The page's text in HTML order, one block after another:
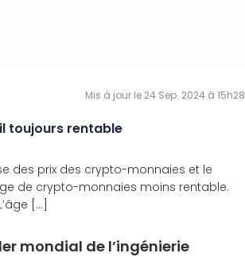
Mis à jour le 24 Sep. 2024 à 15h28
toujours rentable
des prix des crypto-monnaies et le
de crypto-monnaies moins rentable.
[...]
mondial de l’ingénierie